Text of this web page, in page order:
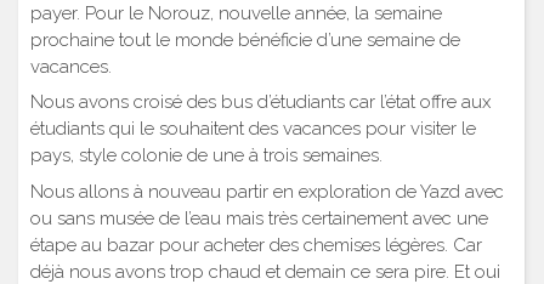
payer. Pour le Norouz, nouvelle année, la semaine
prochaine tout le monde bénéficie d’une semaine de
vacances.
Nous avons croisé des bus d’étudiants car l’état offre aux
étudiants qui le souhaitent des vacances pour visiter le
pays, style colonie de une à trois semaines.
Nous allons à nouveau partir en exploration de Yazd avec
ou sans musée de l’eau mais très certainement avec une
étape au bazar pour acheter des chemises légères. Car
déjà nous avons trop chaud et demain ce sera pire. Et oui